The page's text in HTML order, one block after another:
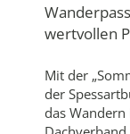
wertvollen
Mit der
der
das